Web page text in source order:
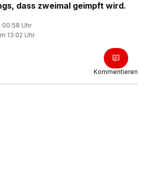
dass zweimal geimpft wird.
00:58 Uhr
13:02 Uhr
Kommentieren